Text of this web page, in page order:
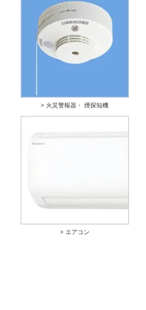
> 火災警報器・ 煙探知機
> エアコン